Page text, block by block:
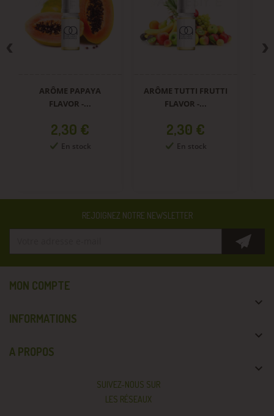
ARÔME PAPAYA
FLAVOR -...
Prix
2,30 €
En stock
ARÔME TUTTI FRUTTI
FLAVOR -...
Prix
2,30 €
En stock
REJOIGNEZ NOTRE NEWSLETTER
MON COMPTE

INFORMATIONS

A PROPOS

SUIVEZ-NOUS SUR
LES RÉSEAUX